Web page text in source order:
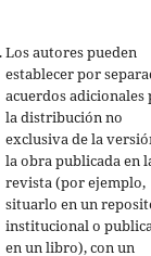
Los autores pueden
establecer por
acuerdos adicionales
la distribución no
exclusiva de la
la obra publicada en
revista (por ejemplo,
situarlo en un
institucional o
en un libro), con un